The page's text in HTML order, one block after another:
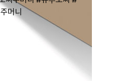
머니